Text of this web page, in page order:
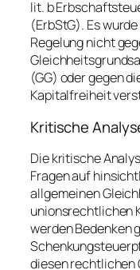
lit. b
(ErbStG). Es
Regelung nicht
(GG) oder gegen
Kapitalfreiheit
Kritische
Die kritische
Fragen auf
allgemeinen
unionsrechtlichen
werden Bedenken
diesen rechtlichen